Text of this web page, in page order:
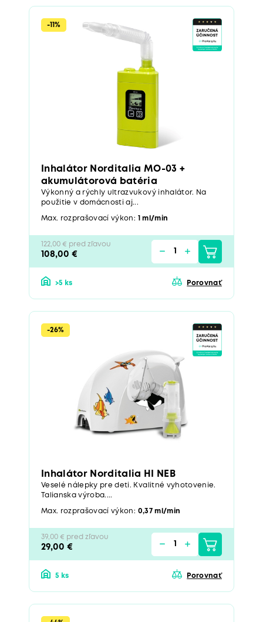
-11%
Inhalátor Norditalia MO-03 +
akumulátorová batéria
Výkonný a rýchly ultrazvukový inhalátor. Na
použitie v domácnosti aj...
Max. rozprašovací výkon: 1 ml/min
122,00 € pred zľavou
108,00 €
>5 ks Porovnať
-26%
Inhalátor Norditalia HI NEB
Veselé nálepky pre deti. Kvalitné vyhotovenie.
Talianska výroba....
Max. rozprašovací výkon: 0,37 ml/min
39,00 € pred zľavou
29,00 €
5 ks Porovnať